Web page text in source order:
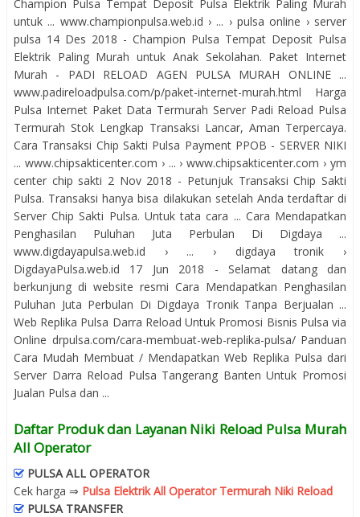
Champion Pulsa Tempat Deposit Pulsa Elektrik Paling Murah
untuk ... www.championpulsa.web.id › ... › pulsa online › server
pulsa 14 Des 2018 - Champion Pulsa Tempat Deposit Pulsa
Elektrik Paling Murah untuk Anak Sekolahan. Paket Internet
Murah - PADI RELOAD AGEN PULSA MURAH ONLINE ...
www.padireloadpulsa.com/p/paket-internet-murah.html Harga
Pulsa Internet Paket Data Termurah Server Padi Reload Pulsa
Termurah Stok Lengkap Transaksi Lancar, Aman Terpercaya.
Cara Transaksi Chip Sakti Pulsa Payment PPOB - SERVER NIKI
... www.chipsakticenter.com › ... › www.chipsakticenter.com › ym
center chip sakti 2 Nov 2018 - Petunjuk Transaksi Chip Sakti
Pulsa. Transaksi hanya bisa dilakukan setelah Anda terdaftar di
Server Chip Sakti Pulsa. Untuk tata cara ... Cara Mendapatkan
Penghasilan Puluhan Juta Perbulan Di Digdaya ...
www.digdayapulsa.web.id › ... › digdaya tronik ›
DigdayaPulsa.web.id 17 Jun 2018 - Selamat datang dan
berkunjung di website resmi Cara Mendapatkan Penghasilan
Puluhan Juta Perbulan Di Digdaya Tronik Tanpa Berjualan ...
Web Replika Pulsa Darra Reload Untuk Promosi Bisnis Pulsa via
Online drpulsa.com/cara-membuat-web-replika-pulsa/ Panduan
Cara Mudah Membuat / Mendapatkan Web Replika Pulsa dari
Server Darra Reload Pulsa Tangerang Banten Untuk Promosi
Jualan Pulsa dan ...
Daftar Produk dan Layanan Niki Reload Pulsa Murah
All Operator
PULSA ALL OPERATOR
Cek harga ⇒ Pulsa Elektrik All Operator Termurah Niki Reload
PULSA TRANSFER